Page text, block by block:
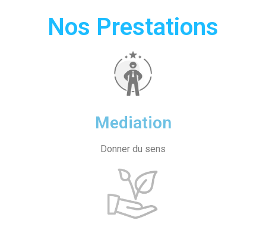
Nos Prestations
Mediation
Donner du sens